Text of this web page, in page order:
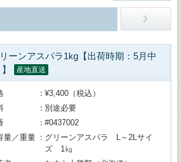
ーンアスパラ1kg【出荷時期：5月中
産地直送
¥3,400（税込）
別途必要
#0437002
量／重量
グリーンアスパラ L～2Lサイ
ズ 1㎏